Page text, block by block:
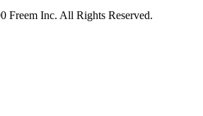
Freem Inc. All Rights Reserved.